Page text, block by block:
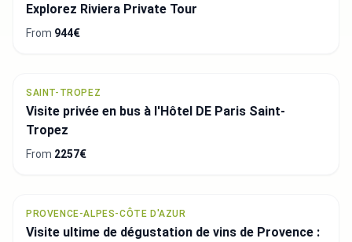
Explorez Riviera Private Tour
From 944€
SAINT-TROPEZ
Visite privée en bus à l'Hôtel DE Paris Saint-
Tropez
From 2257€
PROVENCE-ALPES-CÔTE D'AZUR
Visite ultime de dégustation de vins de Provence :